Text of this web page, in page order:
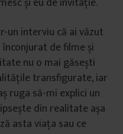
un interviu că ai văzut
de filme și
nu o mai găsești
transfigurate, iar
ruga să-mi explici un
din realitate așa
asta viața sau ce